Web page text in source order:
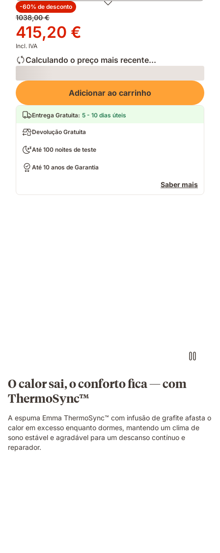
-60% de desconto
Preço
original
1038,00 €
1038,00 €
Preço
415,20 €
415,20 €
Incl. IVA
Calculando o preço mais recente...
Loading
Adicionar ao carrinho
Entrega Gratuita: 5 - 10 dias úteis
Devolução Gratuita
Até 100 noites de teste
Até 10 anos de Garantia
Saber mais
cada
lado.
O calor sai, o conforto fica — com
ThermoSync™
A espuma Emma ThermoSync™ com infusão de grafite afasta o
calor em excesso enquanto dormes, mantendo um clima de
sono estável e agradável para um descanso contínuo e
reparador.